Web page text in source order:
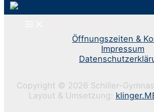
Öffnungszeiten &
Impressum
Copyright © 2026 Schiller-
Layout & Umsetzung: